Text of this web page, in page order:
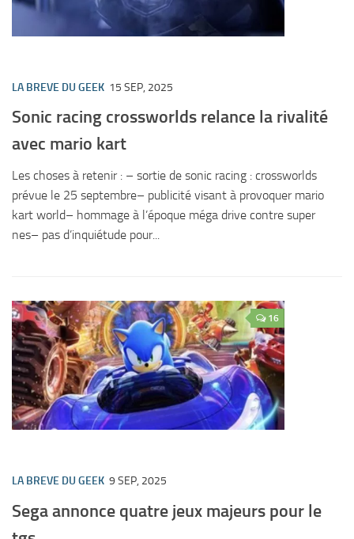
LA BREVE DU GEEK 15 SEP, 2025
Sonic racing crossworlds relance la rivalité
avec mario kart
Les choses à retenir : – sortie de sonic racing : crossworlds
prévue le 25 septembre– publicité visant à provoquer mario
kart world– hommage à l’époque méga drive contre super
nes– pas d’inquiétude pour...
16
LA BREVE DU GEEK 9 SEP, 2025
Sega annonce quatre jeux majeurs pour le